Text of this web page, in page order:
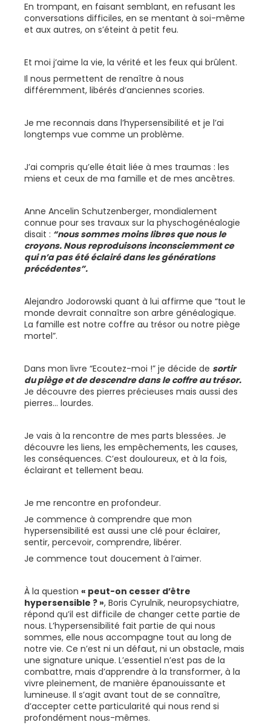
En trompant, en faisant semblant, en refusant les
conversations difficiles, en se mentant à soi-même
et aux autres, on s’éteint à petit feu.
Et moi j’aime la vie, la vérité et les feux qui brûlent.
Il nous permettent de renaître à nous
différemment, libérés d’anciennes scories.
Je me reconnais dans l’hypersensibilité et je l’ai
longtemps vue comme un problème.
J’ai compris qu’elle était liée à mes traumas : les
miens et ceux de ma famille et de mes ancêtres.
Anne Ancelin Schutzenberger, mondialement
connue pour ses travaux sur la physchogénéalogie
disait : “nous sommes moins libres que nous le
croyons. Nous reproduisons inconsciemment ce
qui n’a pas été éclairé dans les générations
précédentes”.
Alejandro Jodorowski quant à lui affirme que “tout le
monde devrait connaître son arbre généalogique.
La famille est notre coffre au trésor ou notre piège
mortel”.
Dans mon livre “Ecoutez-moi !” je décide de sortir
du piège et de descendre dans le coffre au trésor.
Je découvre des pierres précieuses mais aussi des
pierres... lourdes.
Je vais à la rencontre de mes parts blessées. Je
découvre les liens, les empêchements, les causes,
les conséquences. C’est douloureux, et à la fois,
éclairant et tellement beau.
Je me rencontre en profondeur.
Je commence à comprendre que mon
hypersensibilité est aussi une clé pour éclairer,
sentir, percevoir, comprendre, libérer.
Je commence tout doucement à l’aimer.
À la question « peut-on cesser d’être
hypersensible ? », Boris Cyrulnik, neuropsychiatre,
répond qu’il est difficile de changer cette partie de
nous. L’hypersensibilité fait partie de qui nous
sommes, elle nous accompagne tout au long de
notre vie. Ce n’est ni un défaut, ni un obstacle, mais
une signature unique. L’essentiel n’est pas de la
combattre, mais d’apprendre à la transformer, à la
vivre pleinement, de manière épanouissante et
lumineuse. Il s’agit avant tout de se connaître,
d’accepter cette particularité qui nous rend si
profondément nous-mêmes.